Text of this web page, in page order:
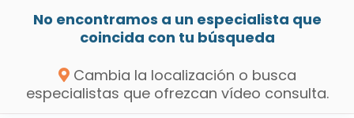
No encontramos a un especialista que
coincida con tu búsqueda
Cambia la localización o busca
especialistas que ofrezcan vídeo consulta.